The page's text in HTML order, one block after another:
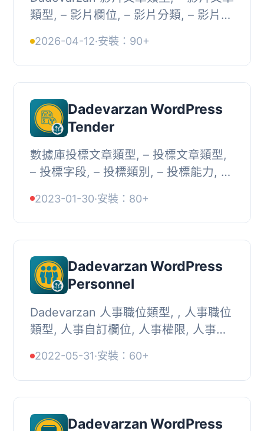
類型, – 影片欄位, – 影片分類, – 影片功
2026-04-12·安裝：90+
Dadevarzan WordPress
Tender
數據庫投標文章類型, – 投標文章類型,
– 投標字段, – 投標類別, – 投標能力, –
2023-01-30·安裝：80+
Dadevarzan WordPress
Personnel
Dadevarzan 人事職位類型, , 人事職位
類型, 人事自訂欄位, 人事權限, 人事類
2022-05-31·安裝：60+
Dadevarzan WordPress